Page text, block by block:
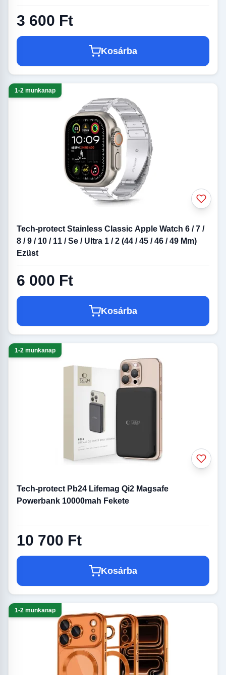
3 600 Ft
Kosárba
1-2 munkanap
Tech-protect Stainless Classic Apple Watch 6 / 7 /
8 / 9 / 10 / 11 / Se / Ultra 1 / 2 (44 / 45 / 46 / 49 Mm)
Ezüst
6 000 Ft
Kosárba
1-2 munkanap
Tech-protect Pb24 Lifemag Qi2 Magsafe
Powerbank 10000mah Fekete
10 700 Ft
Kosárba
1-2 munkanap